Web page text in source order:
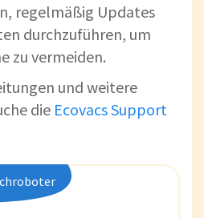
regelmäßig Updates
durchzuführen, um
zu vermeiden.
und weitere
die Ecovacs Support